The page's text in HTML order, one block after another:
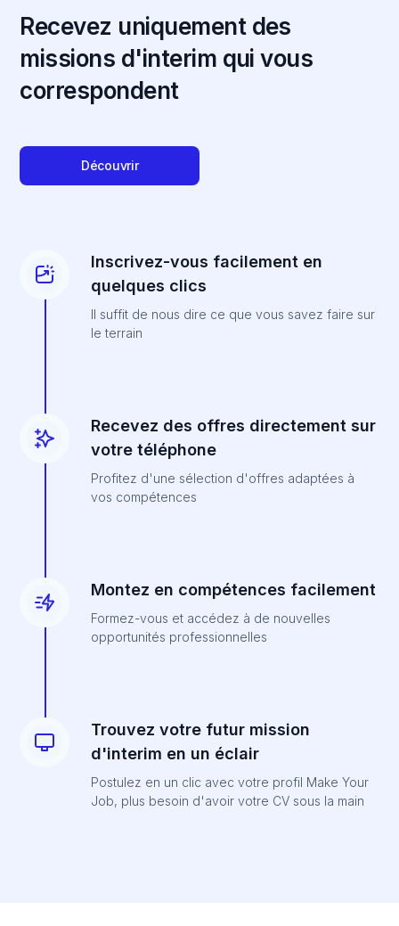
Recevez uniquement des
missions d'interim qui vous
correspondent
Découvrir
Inscrivez-vous facilement en
quelques clics
Il suffit de nous dire ce que vous savez faire sur
le terrain
Recevez des offres directement sur
votre téléphone
Profitez d'une sélection d'offres adaptées à
vos compétences
Montez en compétences facilement
Formez-vous et accédez à de nouvelles
opportunités professionnelles
Trouvez votre futur mission
d'interim en un éclair
Postulez en un clic avec votre profil Make Your
Job, plus besoin d'avoir votre CV sous la main